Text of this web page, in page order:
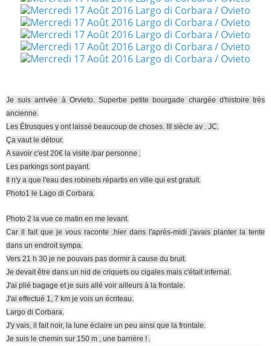
Je suis arrivée à Orvieto. Superbe petite bourgade chargée d'histoire très
ancienne.
Les Étrusques y ont laissé beaucoup de choses. III siècle av . JC.
Ça vaut le détour.
A savoir c'est 20€ la visite /par personne .
Les parkings sont payant.
Il n'y a que l'eau des robinets répartis en ville qui est gratuit.
Photo1 le Lago di Corbara.
Photo 2 la vue ce matin en me levant.
Car il fait que je vous raconte .hier dans l'après-midi j'avais planter la tente
dans un endroit sympa.
Vers 21 h 30 je ne pouvais pas dormir à cause du bruit.
Je devait être dans un nid de criquets ou cigales mais c'était infernal.
J'ai plié bagage et je suis allé voir ailleurs à la frontale.
J'ai effectué 1, 7 km je vois un écriteau.
Largo di Corbara.
J'y vais, il fait noir, la lune éclaire un peu ainsi que la frontale.
Je suis le chemin sur 150 m , une barrière ! .